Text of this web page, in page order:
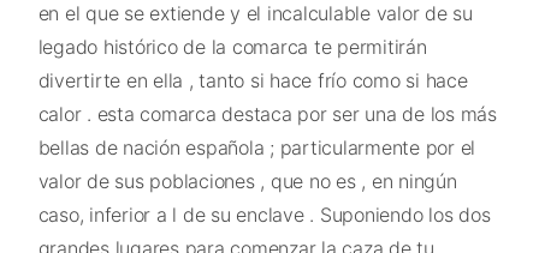
en el que se extiende y el incalculable valor de su
legado histórico de la comarca te permitirán
divertirte en ella , tanto si hace frío como si hace
calor . esta comarca destaca por ser una de los más
bellas de nación española ; particularmente por el
valor de sus poblaciones , que no es , en ningún
caso, inferior a l de su enclave . Suponiendo los dos